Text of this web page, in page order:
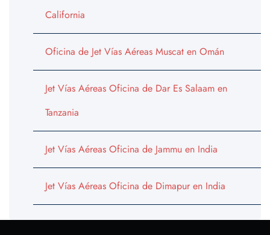
California
Oficina de Jet Vías Aéreas Muscat en Omán
Jet Vías Aéreas Oficina de Dar Es Salaam en
Tanzania
Jet Vías Aéreas Oficina de Jammu en India
Jet Vías Aéreas Oficina de Dimapur en India